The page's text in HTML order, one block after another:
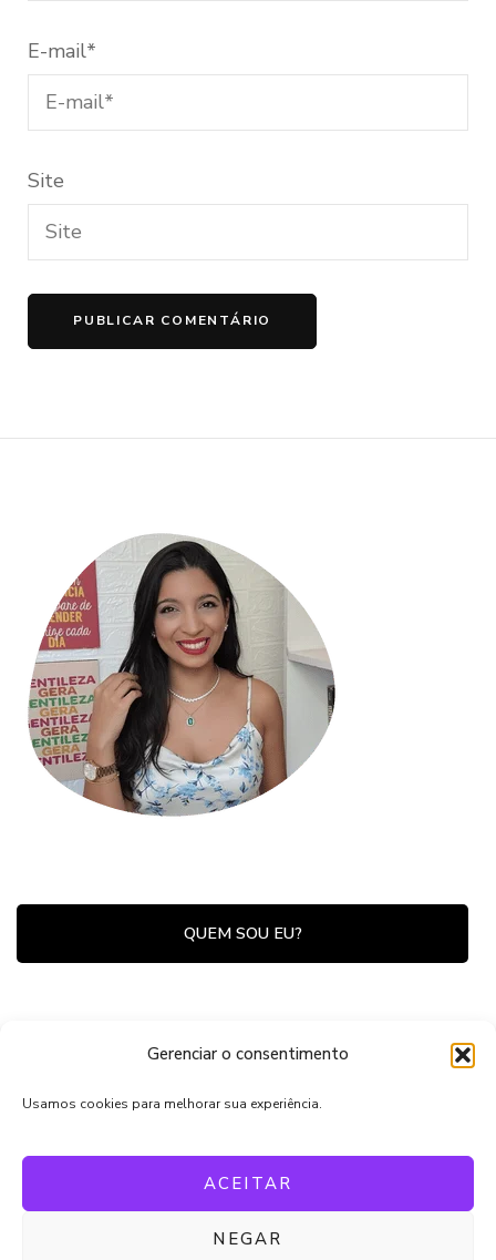
Gerenciar o consentimento
Usamos cookies para melhorar sua experiência.
ACEITAR
NEGAR
E-mail*
Site
QUEM SOU EU?
desenvolvimento pessoal, compartilho tudo que
sei e aprendo em minha jornada de